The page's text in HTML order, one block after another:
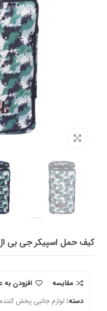
برای بزرگنمایی کلیک کنید
کیف حمل اسپیکر جی بی ال مدل
مقایسه
افزودن به
دسته: لوازم جانبی پخش